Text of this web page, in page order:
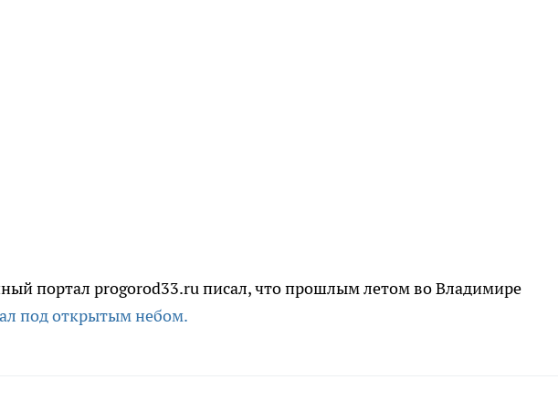
портал progorod33.ru писал, что прошлым летом во Владимире
под открытым небом.